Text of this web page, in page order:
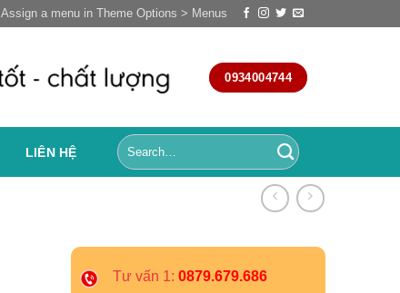
Assign a menu in Theme Options > Menus
0934004744
LIÊN HỆ
Tư vấn 1: 0879.679.686